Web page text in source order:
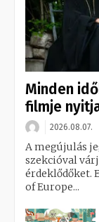
Minden
filmje
2026.08.07.
A megújulás
szekcióval
érdeklődőket.
of Europe...